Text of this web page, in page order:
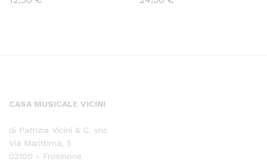
CASA MUSICALE VICINI
di Patrizia Vicini & C. snc
Via Marittima, 5
03100 - Frosinone